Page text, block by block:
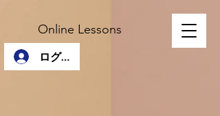
Online Lessons
ログイン